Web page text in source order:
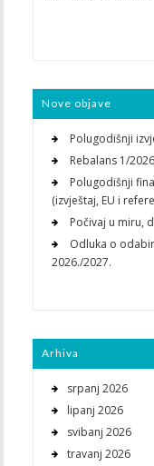
Nove objave
Polugodišnji
Rebalans 1/
Polugodišnji
(izvještaj, EU i
Počivaj u miru,
Odluka o
2026./2027.
Arhiva
srpanj 2026
lipanj 2026
svibanj 2026
travanj 2026